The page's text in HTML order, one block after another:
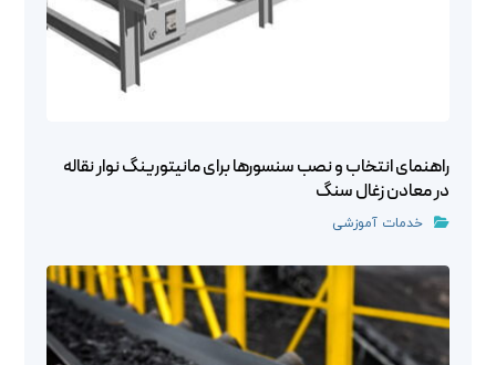
راهنمای انتخاب و نصب سنسورها برای مانیتورینگ نوار نقاله
در معادن زغال سنگ
خدمات آموزشی